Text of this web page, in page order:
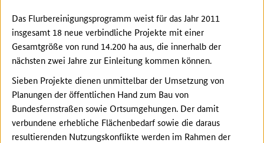
Das Flurbereinigungsprogramm weist für das Jahr 2011
insgesamt 18 neue verbindliche Projekte mit einer
Gesamtgröße von rund 14.200 ha aus, die innerhalb der
nächsten zwei Jahre zur Einleitung kommen können.
Sieben Projekte dienen unmittelbar der Umsetzung von
Planungen der öffentlichen Hand zum Bau von
Bundesfernstraßen sowie Ortsumgehungen. Der damit
verbundene erhebliche Flächenbedarf sowie die daraus
resultierenden Nutzungskonflikte werden im Rahmen der